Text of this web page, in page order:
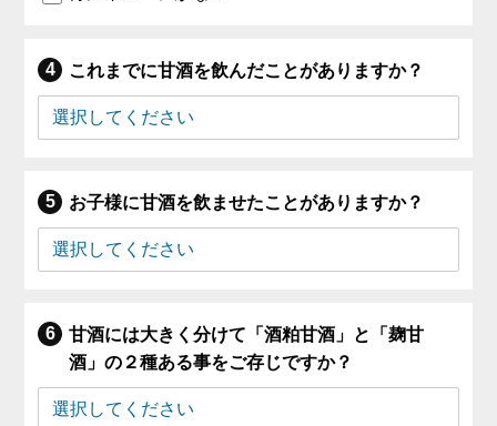
これまでに甘酒を飲んだことがありますか？
お子様に甘酒を飲ませたことがありますか？
甘酒には大きく分けて「酒粕甘酒」と「麹甘
酒」の２種ある事をご存じですか？